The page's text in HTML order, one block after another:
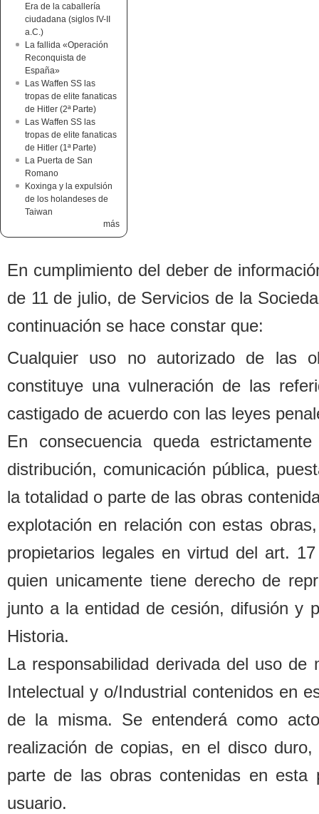
Era de la caballería
ciudadana (siglos IV-II
a.C.)
La fallida «Operación
Reconquista de
España»
Las Waffen SS las
tropas de elite fanaticas
de Hitler (2ª Parte)
Las Waffen SS las
tropas de elite fanaticas
de Hitler (1ª Parte)
La Puerta de San
Romano
Koxinga y la expulsión
de los holandeses de
Taiwan
más
En cumplimiento del deber de
de 11 de julio, de Servicios de la
continuación se hace constar que:
Cualquier uso no autorizado de las o
constituye una vulneración de las
castigado de acuerdo con las leyes
En consecuencia queda
distribución, comunicación pública,
la totalidad o parte de las obras
explotación en relación con estas ob
propietarios legales en virtud del art.
quien unicamente tiene derecho de
junto a la entidad de cesión, difusión y
Historia.
La responsabilidad derivada del uso de
Intelectual y o/Industrial contenidos en
de la misma. Se entenderá como
realización de copias, en el disco
parte de las obras contenidas en esta
usuario.